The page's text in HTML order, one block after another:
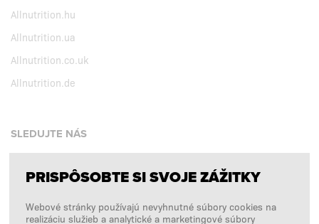
Allnutrition.hu
Allnutrition.ua
Allnutrition.co.uk
Allnutrition.de
SLEDUJTE NÁS
Facebook
Instagram
PRISPÔSOBTE SI SVOJE ZÁŽITKY
Webové stránky používajú nevyhnutné súbory cookies na
realizáciu služieb a analytické a marketingové súbory